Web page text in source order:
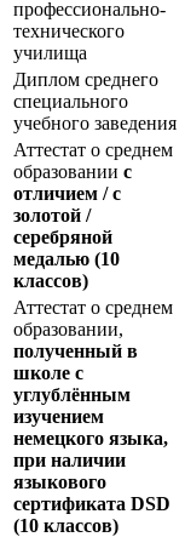
профессионально-
технического
училища
Диплом среднего
специального
учебного заведения
Аттестат о среднем
образовании с
отличием / с
золотой /
серебряной
медалью (10
классов)
Аттестат о среднем
образовании,
полученный в
школе с
углублённым
изучением
немецкого языка,
при наличии
языкового
сертификата DSD
(10 классов)